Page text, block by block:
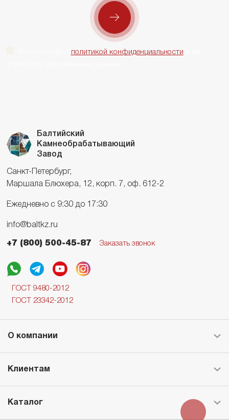
политикой конфиденциальности
Балтийский
Камнеобрабатывающий
Завод
Санкт-Петербург,
Маршала Блюхера, 12, корп. 7, оф. 612-2
Ежедневно с 9:30 до 17:30
info@baltkz.ru
+7 (800) 500-45-87 Заказать звонок
ГОСТ 9480-2012
ГОСТ 23342-2012
О компании
Клиентам
Каталог